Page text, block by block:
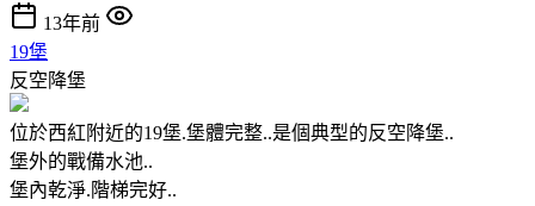
13年前
19堡
反空降堡
位於西紅附近的19堡.堡體完整..是個典型的反空降堡..
堡外的戰備水池..
堡內乾淨.階梯完好..